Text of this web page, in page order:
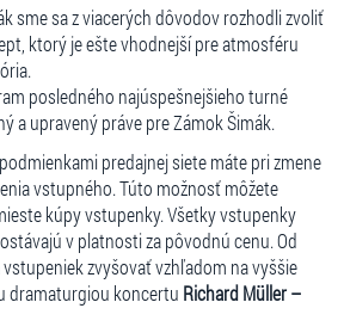
sme sa z viacerých dôvodov rozhodli zvoliť
ktorý je ešte vhodnejší pre atmosféru
posledného najúspešnejšieho turné
a upravený práve pre Zámok Šimák.
predajnej siete máte pri zmene
vstupného. Túto možnosť môžete
kúpy vstupenky. Všetky vstupenky
v platnosti za pôvodnú cenu. Od
zvyšovať vzhľadom na vyššie
dramaturgiou koncertu Richard Müller –